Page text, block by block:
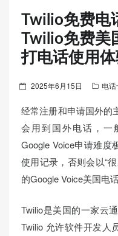
Twilio免费电
Twilio免费美
打电话使用
Posted
2025年6月15日 电
经常注册和申请国外的
会用到国外电话，一
Google Voice申请难度
使用记录，否则会以“
的Google Voice美国电话
Twilio是美国的一家云
Twilio 允许软件开发人